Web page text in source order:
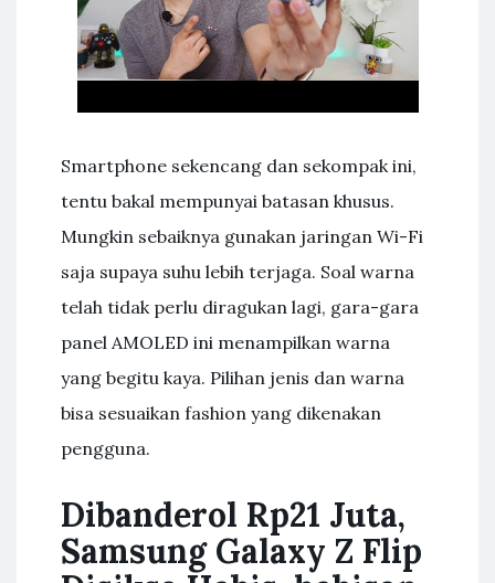
Smartphone sekencang dan sekompak ini,
tentu bakal mempunyai batasan khusus.
Mungkin sebaiknya gunakan jaringan Wi-Fi
saja supaya suhu lebih terjaga. Soal warna
telah tidak perlu diragukan lagi, gara-gara
panel AMOLED ini menampilkan warna
yang begitu kaya. Pilihan jenis dan warna
bisa sesuaikan fashion yang dikenakan
pengguna.
Dibanderol Rp21 Juta,
Samsung Galaxy Z Flip